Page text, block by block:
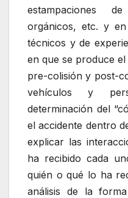
estampaciones
orgánicos, etc. y
técnicos y de
en que se produce
pre-colisión y post-
vehículos y
determinación del
el accidente dentro
explicar las
ha recibido cada
quién o qué lo ha
análisis de la